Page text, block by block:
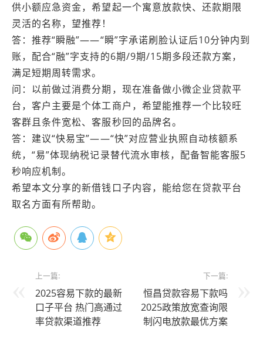
供小额应急资金，希望起一个寓意放款快、还款期限
灵活的名称，望推荐！
答：推荐“瞬融”——“瞬”字承诺刷脸认证后10分钟内到
账，配合“融”字支持的6期/9期/15期多段还款方案，
满足短期周转需求。
问：以前做过消费分期，现在准备做小微企业贷款平
台，客户主要是个体工商户，希望能推荐一个比较旺
客群且条件宽松、客服秒回的品牌名。
答：建议“快易宝”——“快”对应营业执照自动核额系
统，“易”体现纳税记录替代流水审核，配备智能客服5
秒响应机制。
希望本文分享的新借钱口子内容，能给您在贷款平台
取名方面有所帮助。
上一篇:
2025容易下款的最新
口子平台 热门高通过
率贷款渠道推荐
下一篇:
恒昌贷款容易下款吗
2025政策放宽查询限
制闪电放款最优方案